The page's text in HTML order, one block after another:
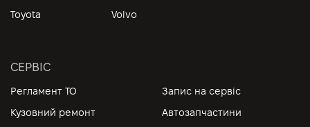
Toyota
Volvo
СЕРВІС
Регламент ТО
Запис на сервіс
Кузовний ремонт
Автозапчастини